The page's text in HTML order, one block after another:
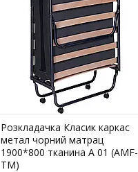
Розкладачка Класик каркас
метал чорний матрац
1900*800 тканина А 01 (AMF-
ТМ)